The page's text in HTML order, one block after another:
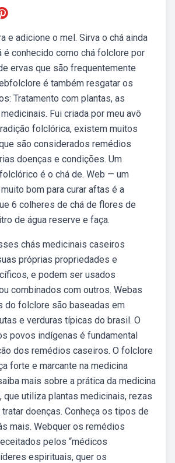
e adicione o mel. Sirva o chá ainda
é conhecido como chá folclore por
ervas que são frequentemente
é também resgatar os
Tratamento com plantas, as
Fui criada por meu avô
folclórica, existem muitos
são considerados remédios
doenças e condições. Um
é o chá de. Web — um
bom para curar aftas é a
6 colheres de chá de flores de
de água reserve e faça.
chás medicinais caseiros
próprias propriedades e
e podem ser usados
combinados com outros. Webas
do folclore são baseadas em
e verduras típicas do brasil. O
povos indígenas é fundamental
dos remédios caseiros. O folclore
forte e marcante na medicina
mais sobre a prática da medicina
que utiliza plantas medicinais, rezas
doenças. Conheça os tipos de
mais. Webquer os remédios
pelos “médicos
espirituais, quer os